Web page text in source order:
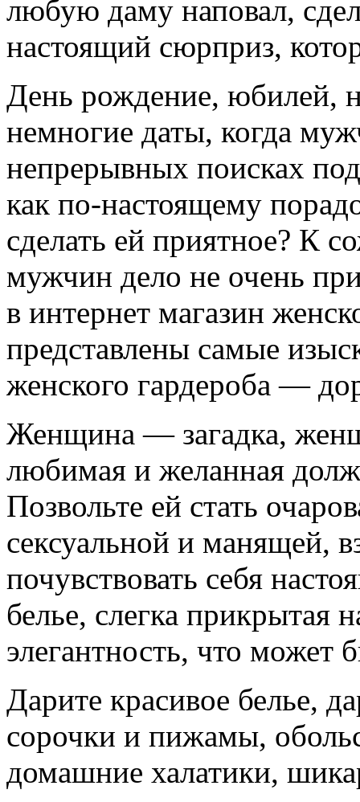
любую даму наповал,
настоящий сюрприз,
День рождение, юбилей,
немногие даты, когда
непрерывных поисках
как по-настоящему
сделать ей приятное? К
мужчин дело не очень
в интернет магазин
представлены самые
женского гардероба —
Женщина — загадка,
любимая и желанная
Позвольте ей стать
сексуальной и манящей,
почувствовать себя
белье, слегка прикрытая
элегантность, что может
Дарите красивое белье,
сорочки и пижамы,
домашние халатики,